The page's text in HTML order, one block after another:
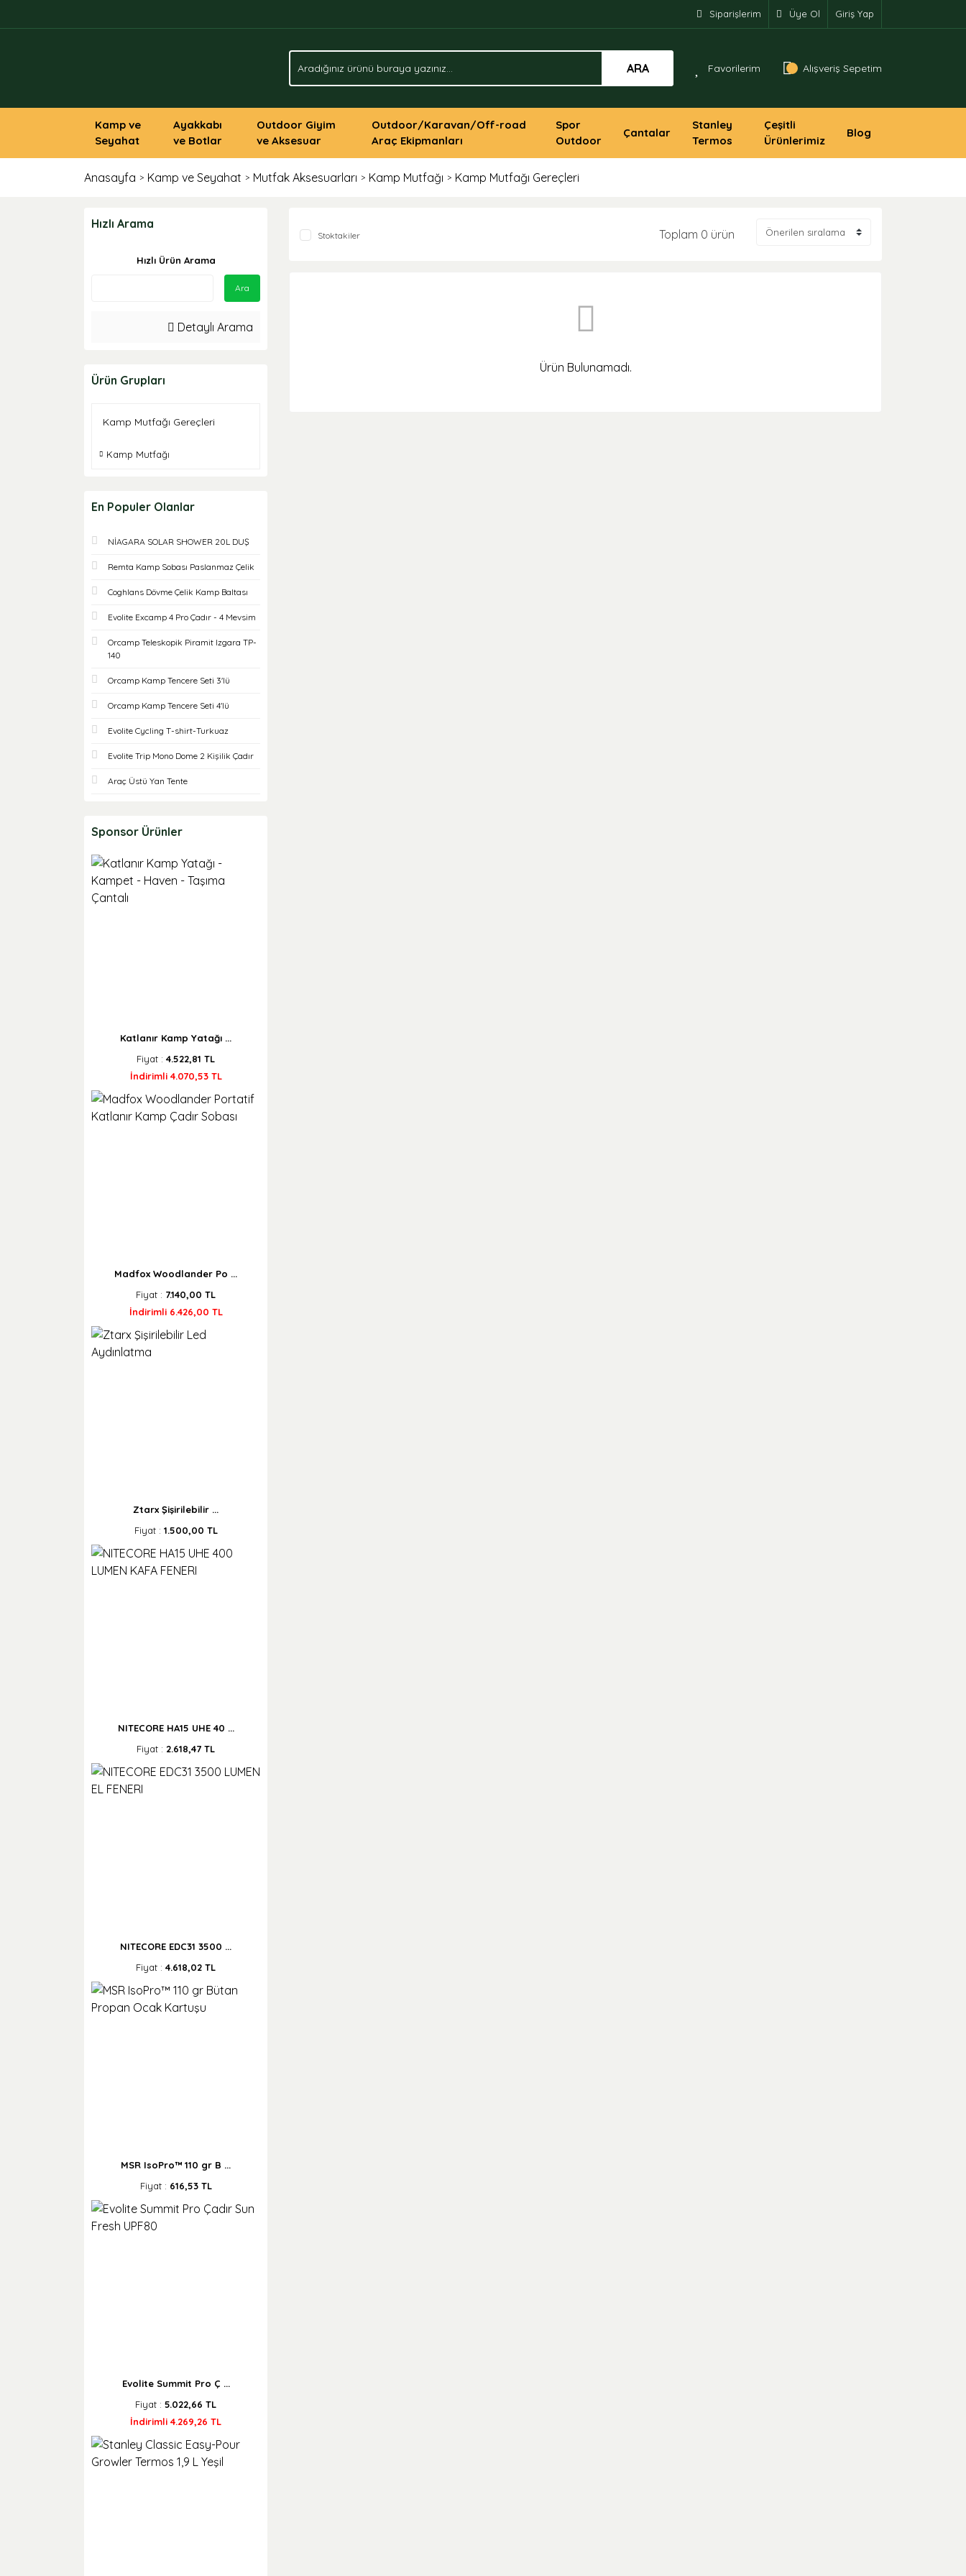
Siparişlerim Üye Ol Giriş Yap
ARA Favorilerim Alışveriş Sepetim
Kamp ve
Seyahat
Ayakkabı
ve Botlar
Outdoor Giyim
ve Aksesuar
Outdoor/Karavan/Off-road
Araç Ekipmanları
Spor
Outdoor
Çantalar
Stanley
Termos
Çeşitli
Ürünlerimiz
Blog
Anasayfa Kamp ve Seyahat Mutfak Aksesuarları Kamp Mutfağı Kamp Mutfağı Gereçleri
Hızlı Arama
Hızlı Ürün Arama
Ara
Detaylı Arama
Ürün Grupları
Kamp Mutfağı Gereçleri
Kamp Mutfağı
En Populer Olanlar
NİAGARA SOLAR SHOWER 20L DUŞ
Remta Kamp Sobası Paslanmaz Çelik
Coghlans Dövme Çelik Kamp Baltası
Evolite Excamp 4 Pro Çadır - 4 Mevsim
Orcamp Teleskopik Piramit Izgara TP-
140
Orcamp Kamp Tencere Seti 3'lü
Orcamp Kamp Tencere Seti 4'lü
Evolite Cycling T-shirt-Turkuaz
Evolite Trip Mono Dome 2 Kişilik Çadır
Araç Üstü Yan Tente
Sponsor Ürünler
Katlanır Kamp Yatağı ...
Fiyat : 4.522,81 TL
İndirimli 4.070,53 TL
Madfox Woodlander Po ...
Fiyat : 7.140,00 TL
İndirimli 6.426,00 TL
Ztarx Şişirilebilir ...
Fiyat : 1.500,00 TL
NITECORE HA15 UHE 40 ...
Fiyat : 2.618,47 TL
NITECORE EDC31 3500 ...
Fiyat : 4.618,02 TL
MSR IsoPro™ 110 gr B ...
Fiyat : 616,53 TL
Evolite Summit Pro Ç ...
Fiyat : 5.022,66 TL
İndirimli 4.269,26 TL
Stoktakiler Toplam 0 ürün
Ürün Bulunamadı.